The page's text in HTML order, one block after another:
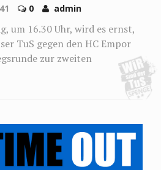
0 admin
um 16.30 Uhr, wird es ernst,
TuS gegen den HC Empor
zur zweiten